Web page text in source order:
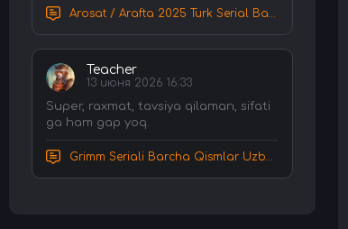
Arosat / Arafta 2025 Turk Serial Barcha Qismlar Uzbek tilida Tarjima Serial tas-ix skachat
Teacher
13 июня 2026 16:33
Super, raxmat, tavsiya qilaman, sifati
ga ham gap yoq.
Grimm Seriali Barcha Qismlar Uzbek tilida Tarjima serial HD Skachat